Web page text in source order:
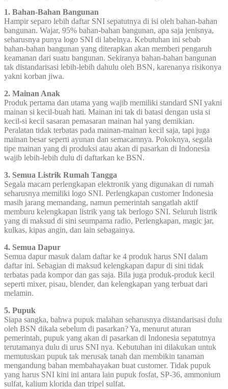
1. Bahan-Bahan Bangunan
Hampir separo lebih daftar SNI sepatutnya di isi oleh bahan-bahan
bangunan. Wajar, 95% bahan-bahan bangunan, apa saja jenisnya,
seharusnya punya logo SNI di labelnya. Kebutuhan ini sebab
bahan-bahan bangunan yang diterapkan akan memberi pengaruh
keamanan dari suatu bangunan. Sekiranya bahan-bahan bangunan
tak distandarisasi lebih-lebih dahulu oleh BSN, karenanya risikonya
yakni korban jiwa.
2. Mainan Anak
Produk pertama dan utama yang wajib memiliki standard SNI yakni
mainan si kecil-buah hati. Mainan ini tak di batasi dengan usia si
kecil-si kecil sasaran pemasaran mainan hal yang demikian.
Peralatan tidak terbatas pada mainan-mainan kecil saja, tapi juga
mainan besar seperti ayunan dan semacamnya. Pokoknya, segala
tipe mainan yang di produksi atau akan di pasarkan di Indonesia
wajib lebih-lebih dulu di daftarkan ke BSN.
3. Semua Listrik Rumah Tangga
Segala macam perlengkapan elektronik yang digunakan di rumah
seharusnya memiliki logo SNI. Perlengkapan customer Indonesia
masih jarang memandang, namun pemerintah sangatlah aktif
memburu kelengkapan listrik yang tak berlogo SNI. Seluruh listrik
yang di maksud di sini seumpama radio, Perlengkapan, magic jar,
kulkas, kipas angin, dan lain sebagainya.
4. Semua Dapur
Semua dapur masuk dalam daftar ke 4 produk harus SNI dalam
daftar ini. Sebagian di maksud kelengkapan dapur di sini tidak
terbatas pada kompor dan gas saja. Bila juga produk-produk kecil
seperti mixer, pisau, blender, dan kelengkapan yang terbuat dari
melamin.
5. Pupuk
Siapa sangka, bahwa pupuk malahan seharusnya distandarisasi dulu
oleh BSN dikala sebelum di pasarkan? Ya, menurut aturan
pemerintah, pupuk yang akan di pasarkan di Indonesia sepatutnya
terutamanya dulu di urus SNI nya. Kebutuhan ini dilakukan untuk
memutuskan pupuk tak merusak tanah dan membikin tanaman
mengandung bahan membahayakan buat customer. Tidak pupuk
yang harus SNI kini ini antara lain pupuk fosfat, SP-36, ammonium
sulfat, kalium klorida dan tripel sulfat.